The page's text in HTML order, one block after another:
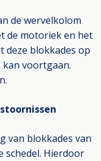
de wervelkolom
de motoriek en het
deze blokkades op
voortgaan.
van blokkades van
schedel. Hierdoor